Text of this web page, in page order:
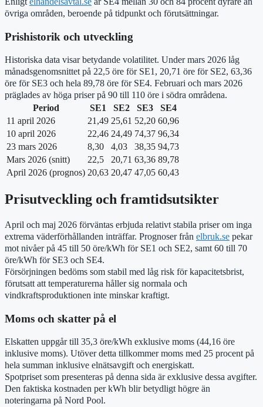
övriga områden, beroende på tidpunkt och förutsättningar.
Prishistorik och utveckling
Historiska data visar betydande volatilitet. Under mars 2026 låg
månadsgenomsnittet på 22,5 öre för SE1, 20,71 öre för SE2, 63,36
öre för SE3 och hela 89,78 öre för SE4. Februari och mars 2026
präglades av höga priser på 90 till 110 öre i södra områdena.
Period SE1 SE2 SE3
SE4
11 april 2026
21,49 25,61 52,20 60,96
10 april 2026
22,46 24,49 74,37 96,34
23 mars 2026
8,30 4,03 38,35 94,73
Mars 2026 (snitt)
22,5 20,71 63,36 89,78
April 2026 (prognos) 20,63 20,47 47,05 60,43
Prisutveckling och framtidsutsikter
April och maj 2026 förväntas erbjuda relativt stabila priser om inga
extrema väderförhållanden inträffar. Prognoser från elbruk.se pekar
mot nivåer på 45 till 50 öre/kWh för SE1 och SE2, samt 60 till 70
öre/kWh för SE3 och SE4.
Försörjningen bedöms som stabil med låg risk för kapacitetsbrist,
förutsatt att temperaturerna håller sig normala och
vindkraftsproduktionen inte minskar kraftigt.
Moms och skatter på el
Elskatten uppgår till 35,3 öre/kWh exklusive moms (44,16 öre
inklusive moms). Utöver detta tillkommer moms med 25 procent på
hela summan inklusive elnätsavgift och energiskatt.
Spotpriset som presenteras på denna sida är exklusive dessa avgifter.
Den faktiska kostnaden per kWh blir betydligt högre än
noteringarna på Nord Pool.